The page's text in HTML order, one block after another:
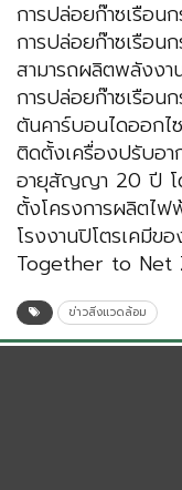
การปล่อยก๊าซเรือน
การปล่อยก๊าซเรือน
สามารถผลิตพลังง
การปล่อยก๊าซเรือน
ตันคาร์บอนไดออกไ
ติดตั้งเครื่องปรับอ
อายุสัญญา 20 ปี โ
ตั้งโครงการผลิตไ
โรงงานปิโตรเคมี
Together to Net
ข่าวสิ่งแวดล้อม